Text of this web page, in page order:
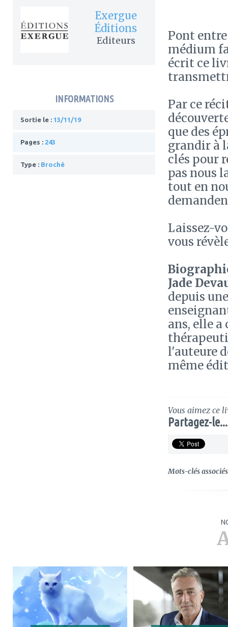
Exergue
Éditions
Editeurs
INFORMATIONS
Sortie le : 13/11/19
Pages : 243
Type : Broché
Pont
médium
écrit ce
Par ce
que des
grandir à
clés pour
pas nous
tout en
Laissez-
vous
Jade
depuis
ans, elle
l'auteure
même
Vous aimez ce
Partagez-le...
Mots-clés
mes
favoris
mes
favoris